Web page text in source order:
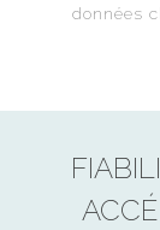
données